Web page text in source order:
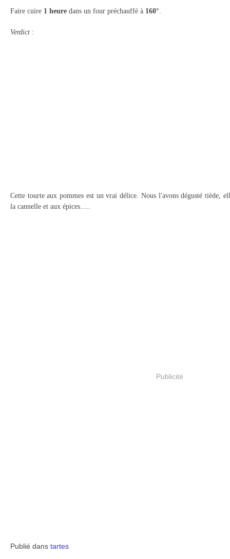
Faire cuire 1 heure dans un four préchauffé à 160°.
Verdict :
Cette tourte aux pommes est un vrai délice. Nous l'avons dégusté tiède,
la cannelle et aux épices.....
Publicité
Publié dans tartes